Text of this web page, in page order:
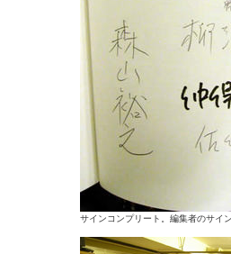
サインコンプリート。編集者のサイ